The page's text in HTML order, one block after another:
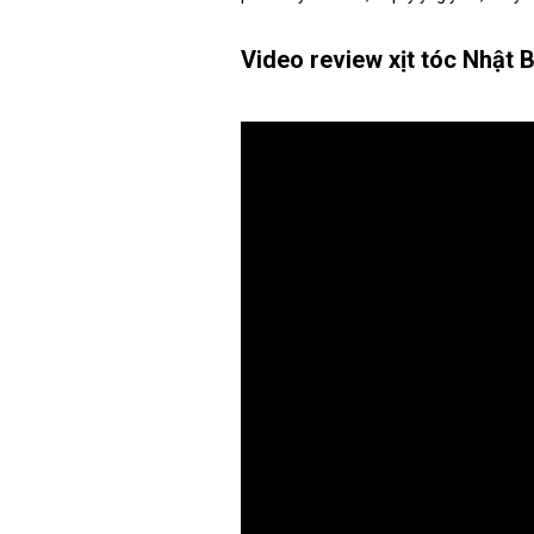
Video review xịt tóc Nhật